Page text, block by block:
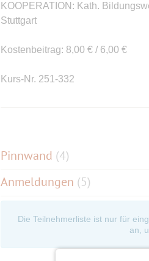
KOOPERATION: Kath.
Stuttgart
Kostenbeitrag: 8,00 € / 6,00 €
Kurs-Nr. 251-332
Pinnwand (4)
Anmeldungen (5)
Die Teilnehmerliste ist nur für
an,